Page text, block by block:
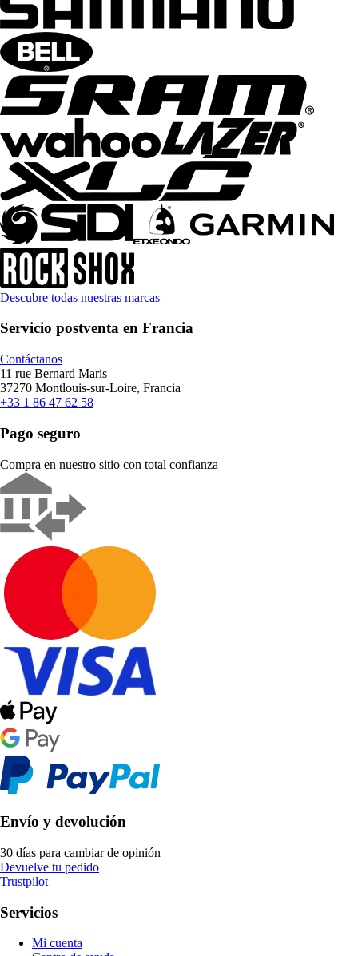
Descubre todas nuestras marcas
Servicio postventa en Francia
Contáctanos
11 rue Bernard Maris
37270 Montlouis-sur-Loire, Francia
+33 1 86 47 62 58
Pago seguro
Compra en nuestro sitio con total confianza
Envío y devolución
30 días para cambiar de opinión
Devuelve tu pedido
Trustpilot
Servicios
Mi cuenta